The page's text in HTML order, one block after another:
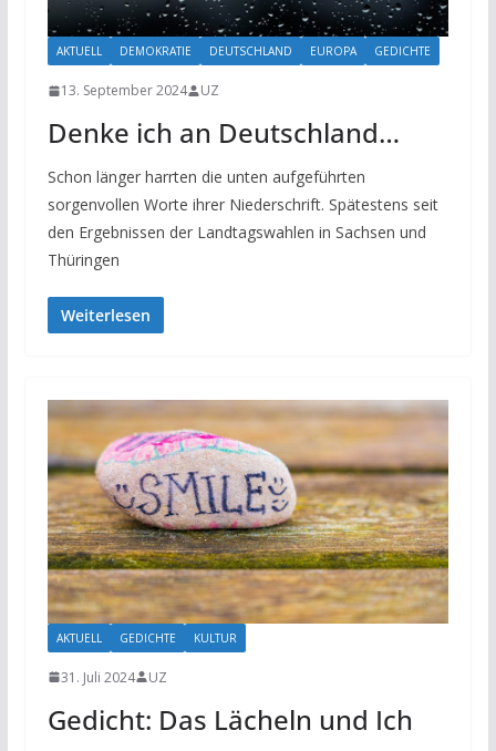
AKTUELL DEMOKRATIE DEUTSCHLAND EUROPA GEDICHTE
13. September 2024 UZ
Denke ich an Deutschland…
Schon länger harrten die unten aufgeführten
sorgenvollen Worte ihrer Niederschrift. Spätestens seit
den Ergebnissen der Landtagswahlen in Sachsen und
Thüringen
Weiterlesen
AKTUELL GEDICHTE KULTUR
31. Juli 2024 UZ
Gedicht: Das Lächeln und Ich